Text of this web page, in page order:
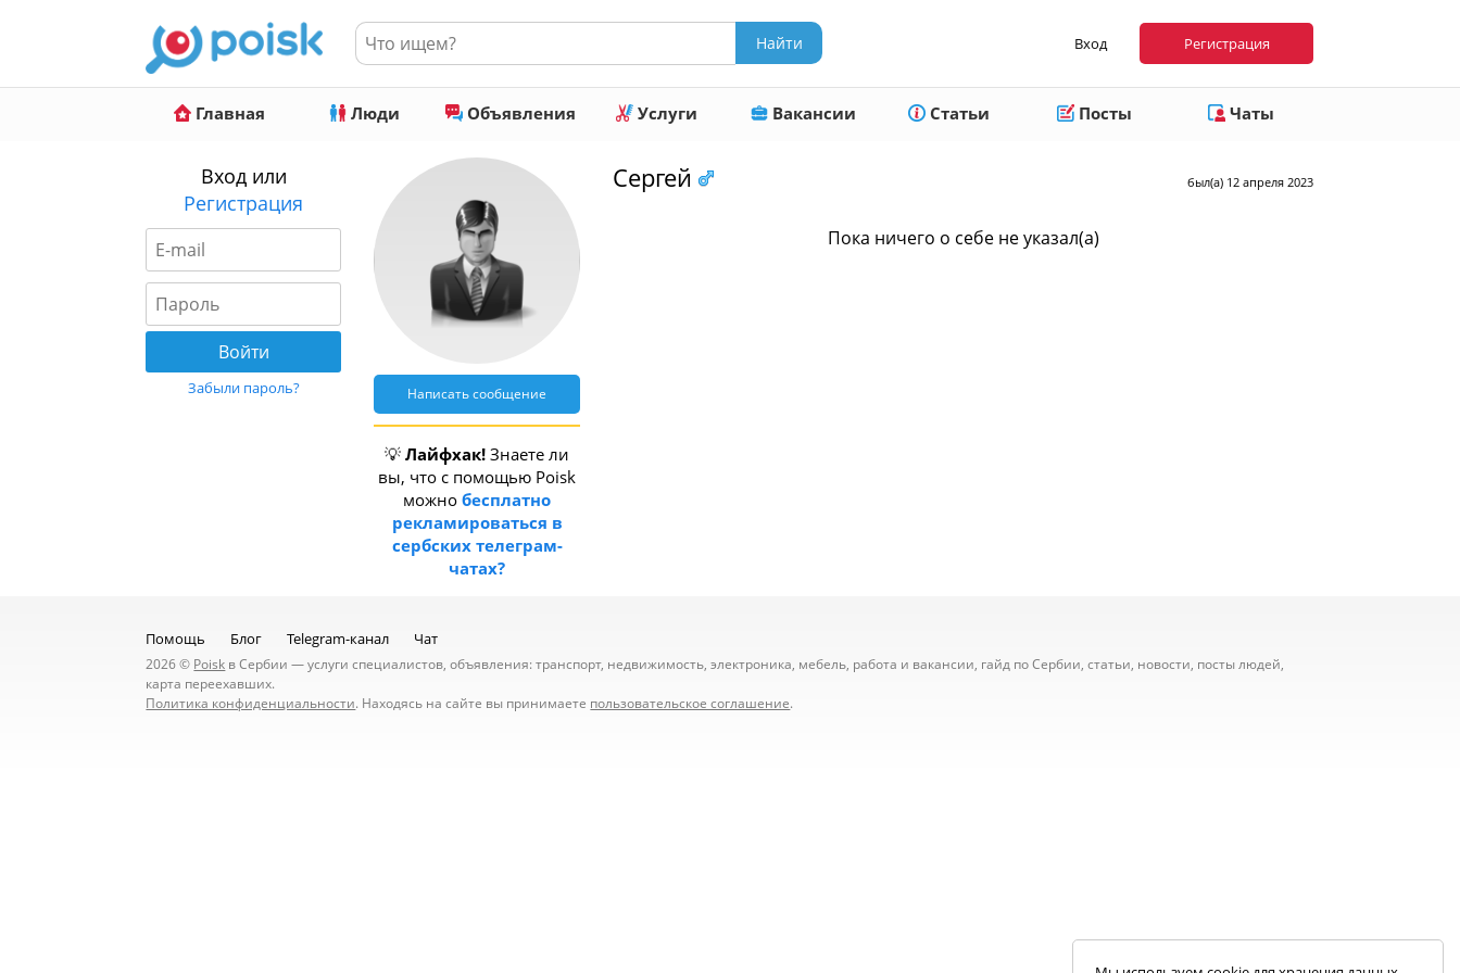
Вход Регистрация
Главная Люди Объявления Услуги Вакансии Статьи Посты Чаты
Вход или
Регистрация
Забыли пароль? Написать сообщение
💡Лайфхак! Знаете ли
вы, что с помощью Poisk
можнобесплатно
рекламироваться в
сербских телеграм-
чатах?
был(а) 12 апреля 2023
Сергей
Пока ничего о себе не указал(а)
Помощь Блог Telegram-канал Чат
2026 © Poisk в Сербии — услуги специалистов, объявления: транспорт, недвижимость, электроника, мебель, работа и вакансии, гайд по Сербии, статьи, новости, посты людей,
карта переехавших.
Политика конфиденциальности. Находясь на сайте вы принимаете пользовательское соглашение.